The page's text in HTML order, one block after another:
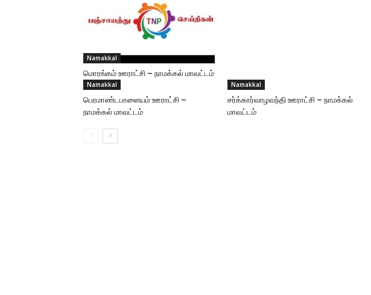
Namakkal
மொரங்கம் ஊராட்சி – நாமக்கல் மாவட்டம்
Namakkal
பெரமாண்டபாளையம் ஊராட்சி –
நாமக்கல் மாவட்டம்
Namakkal
சர்க்கார்வாழவந்தி ஊராட்சி – நாமக்கல்
மாவட்டம்